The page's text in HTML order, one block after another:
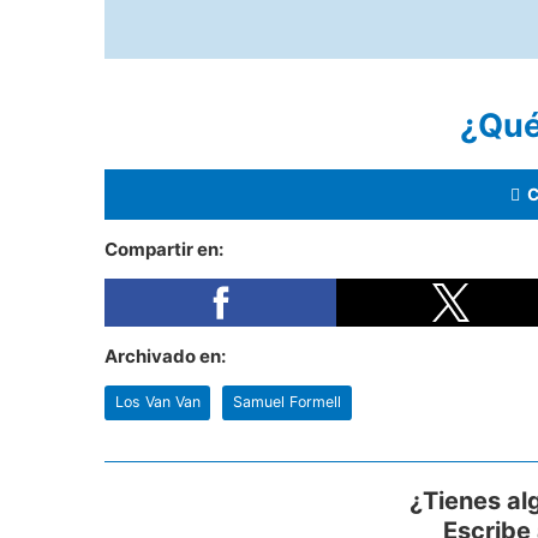
Compartir en:
Archivado en:
Los Van Van Samuel Formell
¿Tienes
Escribe